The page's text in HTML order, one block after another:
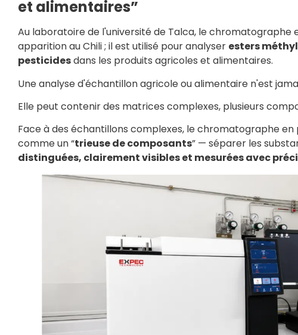
et alimentaires”
Au laboratoire de l'université de Talca, le chromatographe
apparition au Chili ; il est utilisé pour analyser esters
pesticidesdans les produits agricoles et alimentaires.
Une analyse d'échantillon agricole ou alimentaire n'est
Elle peut contenir des matrices complexes, plusieurs
Face à des échantillons complexes, le chromatographe en
comme un “trieuse de composants” — séparer les
distinguées, clairement visibles et mesurées avec